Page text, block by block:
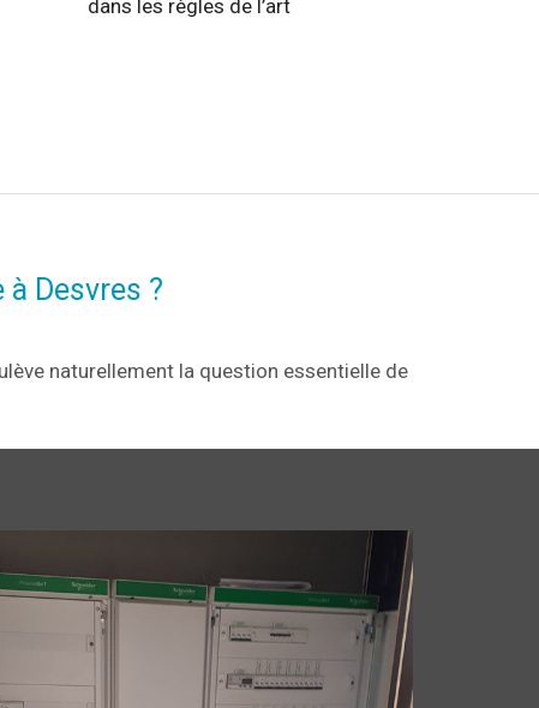
dans les règles de l’art
Desvres ?
naturellement la question essentielle de